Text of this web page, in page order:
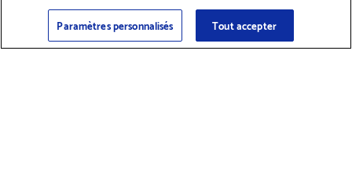
Inscription
Paramètres personnalisés Tout accepter